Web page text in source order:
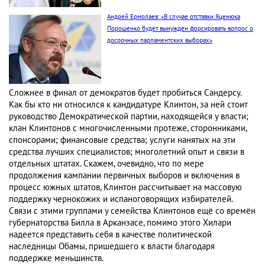
Андрей Ермолаев: «В случае отставки Яценюка
Порошенко будет вынужден форсировать вопрос о
досрочных парламентских выборах»
Сложнее в финал от демократов будет пробиться Сандерсу.
Как бы кто ни относился к кандидатуре Клинтон, за ней стоит
руководство Демократической партии, находящейся у власти;
клан Клинтонов с многочисленными протеже, сторонниками,
спонсорами; финансовые средства; услуги нанятых на эти
средства лучших специалистов; многолетний опыт и связи в
отдельных штатах. Скажем, очевидно, что по мере
продолжения кампании первичных выборов и включения в
процесс южных штатов, Клинтон рассчитывает на массовую
поддержку чернокожих и испаноговорящих избирателей.
Связи с этими группами у семейства Клинтонов ещё со времён
губернаторства Билла в Арканзасе, помимо этого Хилари
надеется представить себя в качестве политической
наследницы Обамы, пришедшего к власти благодаря
поддержке меньшинств.